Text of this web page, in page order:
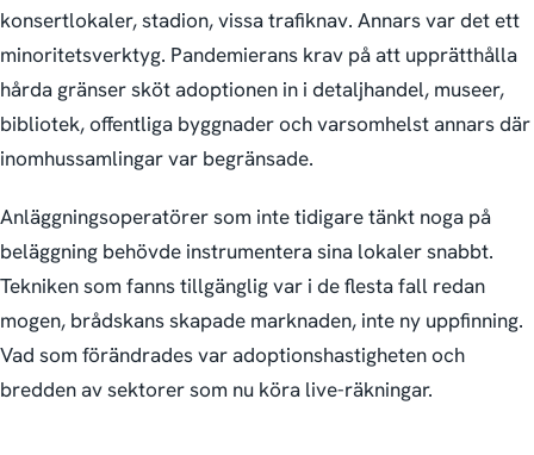
konsert­lokaler, stadion, vissa trafiknav. Annars var det ett
minoritetsverktyg. Pandemi­erans krav på att upprätthålla
hårda gränser sköt adoptionen in i detaljhandel, museer,
bibliotek, offentliga byggnader och var­somhelst annars där
inomhussamlingar var begränsade.
Anläggnings­operatörer som inte tidigare tänkt noga på
beläggning behövde instrumentera sina lokaler snabbt.
Tekniken som fanns tillgänglig var i de flesta fall redan
mogen, brådskans skapade marknaden, inte ny uppfinning.
Vad som förändrades var adoptionshastigheten och
bredden av sektorer som nu köra live-räkningar.